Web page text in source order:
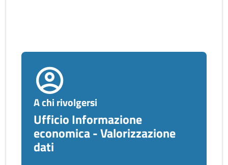
A chi rivolgersi
Ufficio Informazione
economica - Valorizzazione
dati